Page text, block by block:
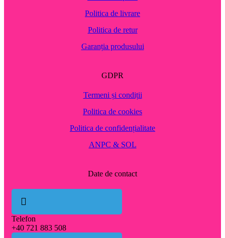
Politica de livrare
Politica de retur
Garanția produsului
GDPR
Termeni și condiții
Politica de cookies
Politica de confidențialitate
ANPC & SOL
Date de contact
Telefon
+40 721 883 508